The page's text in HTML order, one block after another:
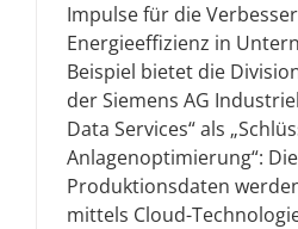
Impulse für die
Energieeffizienz in
Beispiel bietet die
der Siemens AG
Data Services“ als
Anlagenoptimierung“:
Produktionsdaten
mittels Cloud-